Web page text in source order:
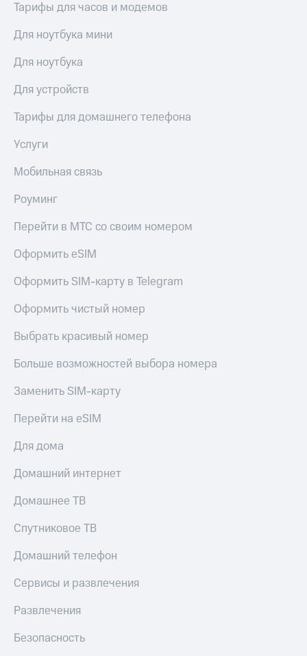
Рынок
Еврооблигации-2023
Уведомление
о
именных
облигаций
Реквизиты
развитие
На главную
Тарифы для часов и модемов
Для ноутбука мини
Для ноутбука
Для устройств
Тарифы для домашнего телефона
Услуги
Мобильная связь
Роуминг
Перейти в МТС со своим номером
Оформить eSIM
Оформить SIM-карту в Telegram
Оформить чистый номер
Выбрать красивый номер
Больше возможностей выбора номера
Заменить SIM-карту
Перейти на eSIM
Для дома
Домашний интернет
Домашнее ТВ
Спутниковое ТВ
Домашний телефон
Сервисы и развлечения
Развлечения
Безопасность